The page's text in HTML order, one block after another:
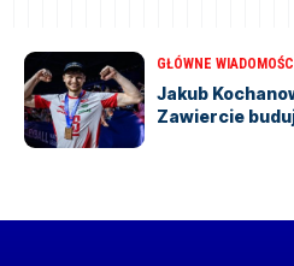
GŁÓWNE WIADOMOŚCI
Jakub
Zawiercie